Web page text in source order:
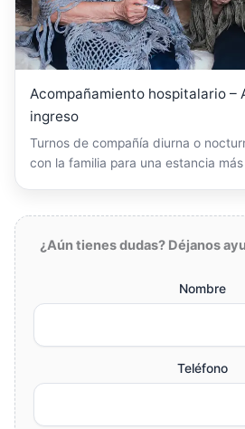
Acompañamiento hospitalario –
ingreso
Turnos de compañía diurna o
con la familia para una estancia
¿Aún tienes dudas? Déjanos
Nombre
Teléfono